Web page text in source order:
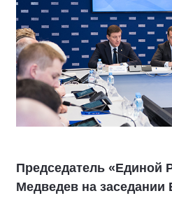
Председатель «Единой
Медведев на